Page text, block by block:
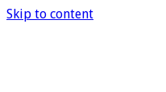
Skip to content